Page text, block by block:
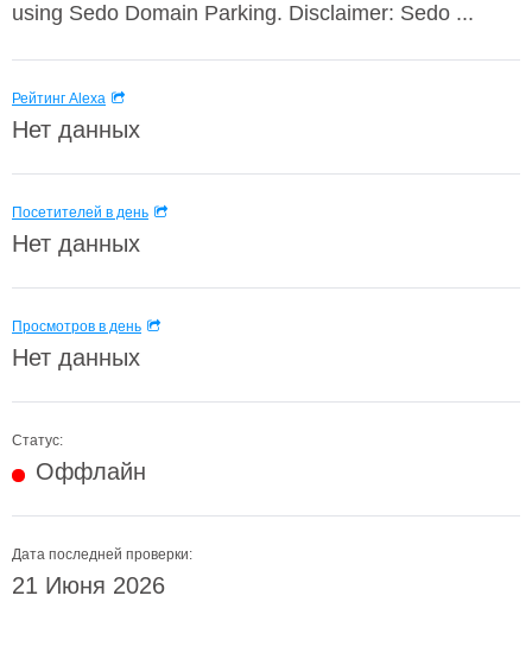
using Sedo Domain Parking. Disclaimer: Sedo ...
Рейтинг Alexa
Нет данных
Посетителей в день
Нет данных
Просмотров в день
Нет данных
Статус:
Оффлайн
Дата последней проверки:
21 Июня 2026